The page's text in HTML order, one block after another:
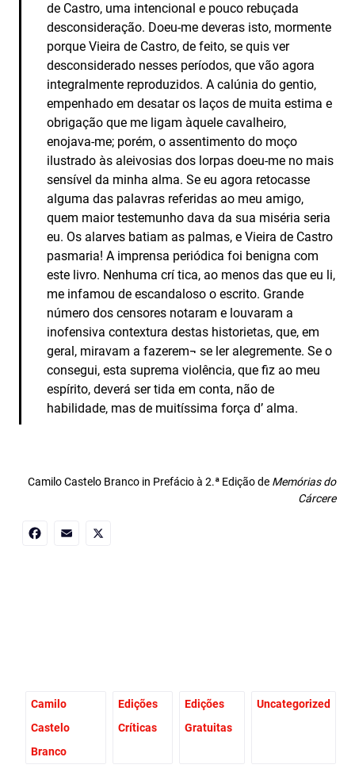
de Castro, uma intencional e pouco rebuçada
desconsideração. Doeu-me deveras isto, mormente
porque Vieira de Castro, de feito, se quis ver
desconsiderado nesses períodos, que vão agora
integralmente reproduzidos. A calúnia do gentio,
empenhado em desatar os laços de muita estima e
obrigação que me ligam àquele cavalheiro,
enojava-me; porém, o assentimento do moço
ilustrado às aleivosias dos lorpas doeu-me no mais
sensível da minha alma. Se eu agora retocasse
alguma das palavras referidas ao meu amigo,
quem maior testemunho dava da sua miséria seria
eu. Os alarves batiam as palmas, e Vieira de Castro
pasmaria! A imprensa periódica foi benigna com
este livro. Nenhuma crí tica, ao menos das que eu li,
me infamou de escandaloso o escrito. Grande
número dos censores notaram e louvaram a
inofensiva contextura destas historietas, que, em
geral, miravam a fazerem¬ se ler alegremente. Se o
consegui, esta suprema violência, que fiz ao meu
espírito, deverá ser tida em conta, não de
habilidade, mas de muitíssima força d’ alma.
Camilo Castelo Branco in Prefácio à 2.ª Edição de Memórias do
Cárcere
Camilo
Castelo
Branco
Edições
Críticas
Edições
Gratuitas
Uncategorized